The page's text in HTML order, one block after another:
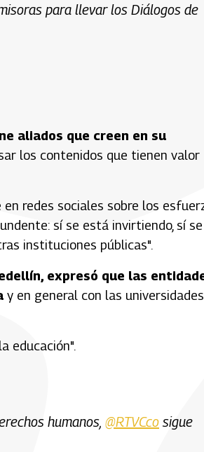
para llevar los Diálogos de
aliados que creen en su
los contenidos que tienen valor
redes sociales sobre los
sí se está invirtiendo, sí se
instituciones públicas".
expresó que las
y en general con las universidades
educación".
humanos, @RTVCco sigue